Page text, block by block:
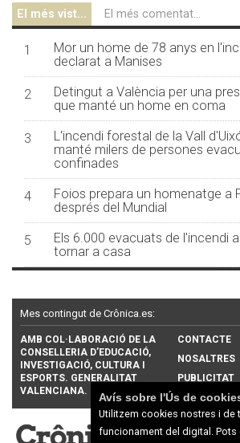
El més vist... El més comentat...
1
Mor un home de 78 anys en
declarat a Manises
2
Detingut a València per una
que manté un home en coma
3
L'incendi forestal de la Vall
manté milers de persones
confinades
4
Foios prepara un homenatge a
després del Mundial
5
Els 6.000 evacuats de l'incendi
tornar a casa
Mes contingut de Crônica.es:
AMB COL·LABORACIÓ DE LA
CONSELLERIA D’EDUCACIÓ,
INVESTIGACIÓ, CULTURA I
ESPORTS. GENERALITAT
VALENCIANA.
CONTACTE
NOSALTRES
PUBLICITAT
Avís sobre l'Ús de
Utilitzem cookies nostres i de
funcionament del digital.